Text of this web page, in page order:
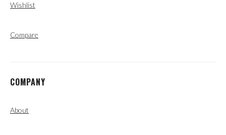
Wishlist
Compare
COMPANY
About